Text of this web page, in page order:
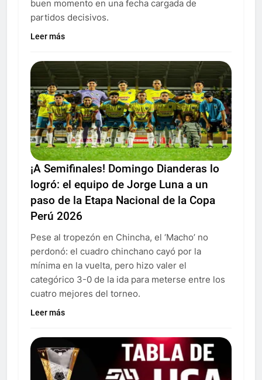
buen momento en una fecha cargada de
partidos decisivos.
Leer más
¡A Semifinales! Domingo Dianderas lo
logró: el equipo de Jorge Luna a un
paso de la Etapa Nacional de la Copa
Perú 2026
Pese al tropezón en Chincha, el ‘Macho’ no
perdonó: el cuadro chinchano cayó por la
mínima en la vuelta, pero hizo valer el
categórico 3-0 de la ida para meterse entre los
cuatro mejores del torneo.
Leer más